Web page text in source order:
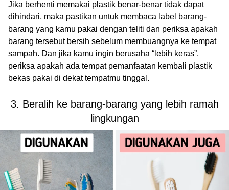
Jika berhenti memakai plastik benar-benar tidak dapat
dihindari, maka pastikan untuk membaca label barang-
barang yang kamu pakai dengan teliti dan periksa apakah
barang tersebut bersih sebelum membuangnya ke tempat
sampah. Dan jika kamu ingin berusaha “lebih keras”,
periksa apakah ada tempat pemanfaatan kembali plastik
bekas pakai di dekat tempatmu tinggal.
3. Beralih ke barang-barang yang lebih ramah
lingkungan